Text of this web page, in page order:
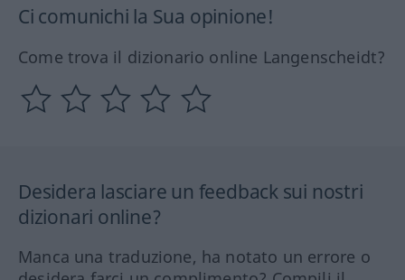
Ci comunichi la Sua opinione!
Come trova il dizionario online Langenscheidt?
Desidera lasciare un feedback sui nostri
dizionari online?
Manca una traduzione, ha notato un errore o